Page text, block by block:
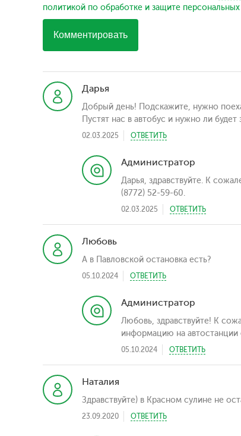
политикой по обработке и защите
Комментировать
Дарья
Добрый день! Подскажите, нужно
Пустят нас в автобус и нужно ли будет
02.03.2025 ОТВЕТИТЬ
Администратор
Дарья, здравствуйте. К
(8772) 52-59-60.
02.03.2025 ОТВЕТИТЬ
Любовь
А в Павловской остановка есть?
05.10.2024 ОТВЕТИТЬ
Администратор
Любовь, здравствуйте! К
информацию на автостанции
05.10.2024 ОТВЕТИТЬ
Наталия
Здравствуйте) в Красном сулине не
23.09.2020 ОТВЕТИТЬ